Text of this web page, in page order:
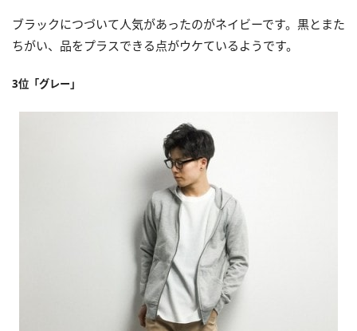
ブラックにつづいて人気があったのがネイビーです。黒とまた
ちがい、品をプラスできる点がウケているようです。
3位「グレー」